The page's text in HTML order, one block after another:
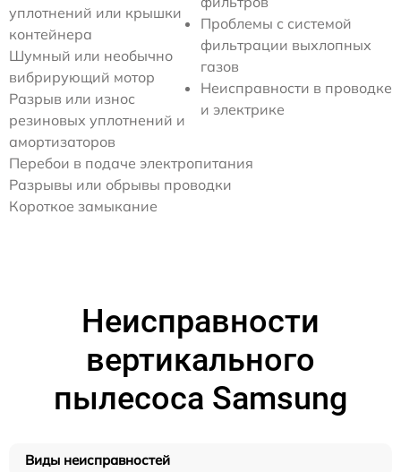
уплотнений или крышки
контейнера
Шумный или необычно
вибрирующий мотор
Разрыв или износ
резиновых уплотнений и
амортизаторов
Проблемы с системой
фильтрации выхлопных
газов
Неисправности в проводке
и электрике
Перебои в подаче электропитания
Разрывы или обрывы проводки
Короткое замыкание
Неисправности
вертикального
пылесоса Samsung
Виды неисправностей